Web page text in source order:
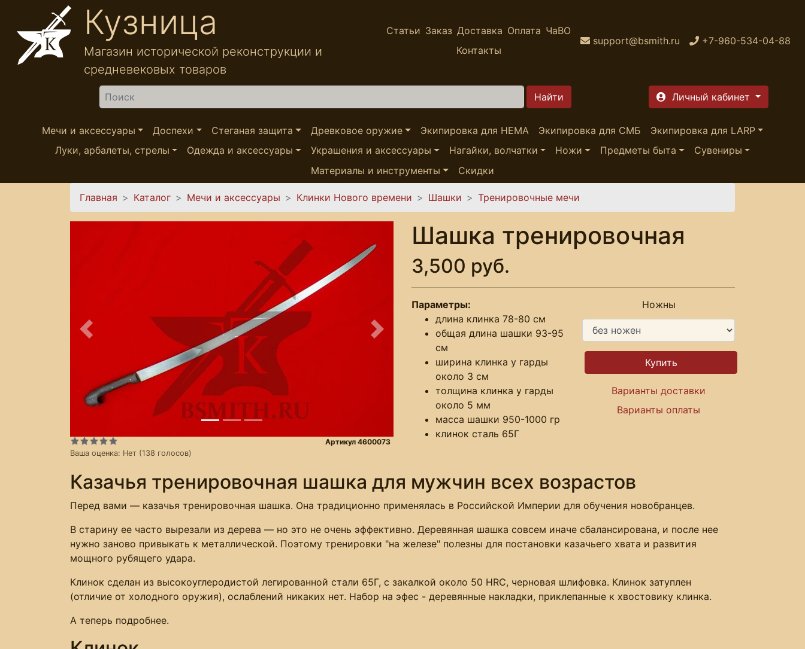
Перейти к основному содержанию
Кузница
Магазин исторической реконструкции и
средневековых товаров
Статьи Заказ Доставка Оплата ЧаВО
Контакты
support@bsmith.ru +7-960-534-04-88
Найти Личный кабинет
Мечи и аксессуары Доспехи Стеганая защита Древковое оружие Экипировка для HEMA Экипировка для СМБ
Экипировка для LARP
Луки, арбалеты, стрелы
Одежда и аксессуары Украшения и аксессуары Нагайки, волчатки Ножи Предметы быта
Сувениры
Материалы и инструменты
Скидки
Вы здесь
Главная Каталог Мечи и аксессуары Клинки Нового времени Шашки Тренировочные мечи
Предыдущее Следующее
Ваша оценка: Нет (138 голосов)
Артикул 4600073
Шашка тренировочная
3,500 руб.
Параметры:
длина клинка 78-80 см
общая длина шашки 93-95
см
ширина клинка у гарды
около 3 см
толщина клинка у гарды
около 5 мм
масса шашки 950-1000 гр
клинок сталь 65Г
Ножны
Варианты доставки
Варианты оплаты
Казачья тренировочная шашка для мужчин всех возрастов
Перед вами — казачья тренировочная шашка. Она традиционно применялась в Российской Империи для обучения новобранцев.
В старину ее часто вырезали из дерева — но это не очень эффективно. Деревянная шашка совсем иначе сбалансирована, и после нее
нужно заново привыкать к металлической. Поэтому тренировки "на железе" полезны для постановки казачьего хвата и развития
мощного рубящего удара.
Клинок сделан из высокоуглеродистой легированной стали 65Г, с закалкой около 50 HRC, черновая шлифовка. Клинок затуплен
(отличие от холодного оружия), ослаблений никаких нет. Набор на эфес - деревянные накладки, приклепанные к хвостовику клинка.
А теперь подробнее.